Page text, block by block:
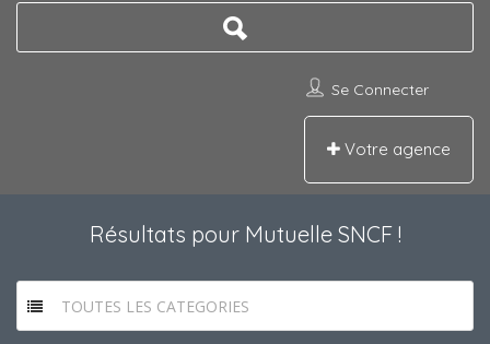
Se Connecter
Votre agence
Résultats pour Mutuelle SNCF!
TOUTES LES CATEGORIES